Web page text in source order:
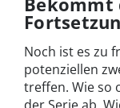
Noch ist es zu
potenziellen
treffen. Wie so